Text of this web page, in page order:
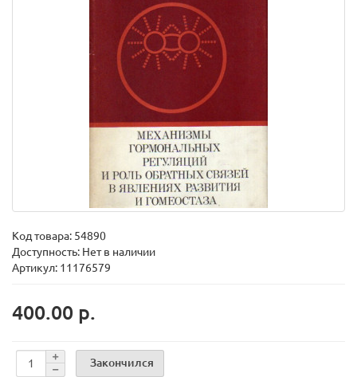
Код товара: 54890
Доступность: Нет в наличии
Артикул: 11176579
400.00 р.
Закончился